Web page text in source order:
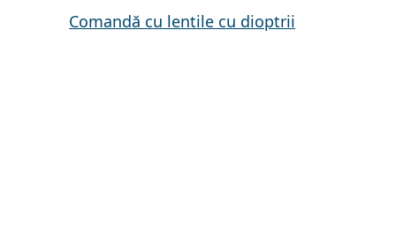
Comandă cu lentile cu dioptrii